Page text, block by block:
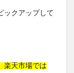
ックアップして
楽天市場では